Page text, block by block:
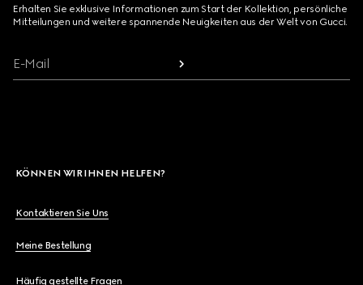
Erhalten Sie exklusive Informationen zum Start der Kollektion, persönliche
Mitteilungen und weitere spannende Neuigkeiten aus der Welt von Gucci.
E-Mail
KÖNNEN WIR IHNEN HELFEN?
Kontaktieren Sie Uns
Meine Bestellung
Häufig gestellte Fragen